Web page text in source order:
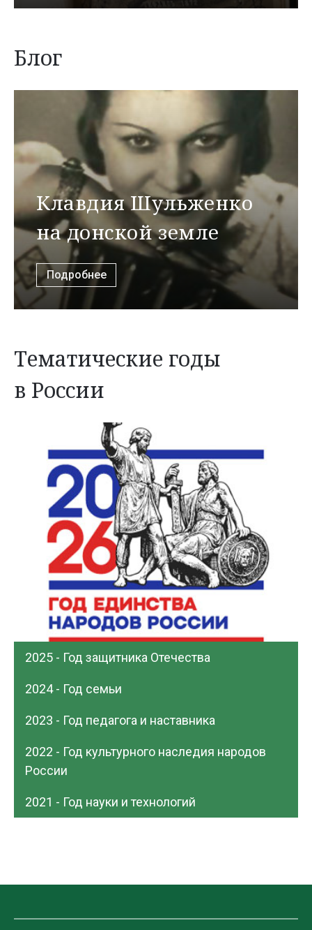
Блог
Клавдия Шульженко
на донской земле
Подробнее
Тематические годы
в России
2025 - Год защитника Отечества
2024 - Год семьи
2023 - Год педагога и наставника
2022 - Год культурного наследия народов
России
2021 - Год науки и технологий